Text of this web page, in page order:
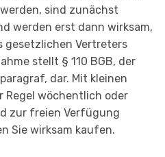
sind zunächst
werden erst dann wirksam,
gesetzlichen Vertreters
stellt § 110 BGB, der
dar. Mit kleinen
Regel wöchentlich oder
zur freien Verfügung
Sie wirksam kaufen.